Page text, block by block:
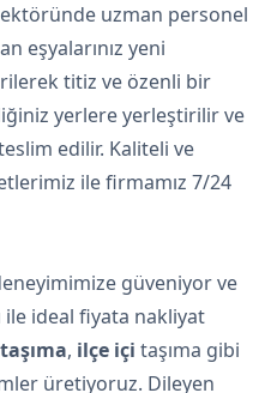
uzman personel
eşyalarınız yeni
titiz ve özenli bir
yerlere yerleştirilir ve
edilir. Kaliteli ve
ile firmamız 7/24
güveniyor ve
ideal fiyata nakliyat
, ilçe içi taşıma gibi
üretiyoruz. Dileyen